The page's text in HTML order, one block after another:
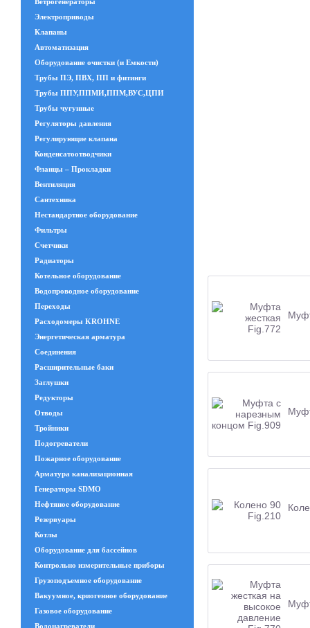
Электроприводы
Клапаны
Автоматизация
Оборудование очистки (и Емкости)
Трубы ПЭ, ПВХ, ПП и фитинги
Трубы ППУ,ППМИ,ППМ,ВУС,ЦПИ
Трубы чугунные
Регуляторы давления
Регулирующие клапана
Конденсатоотводчики
Фланцы – Прокладки
Вентиляция
Сантехника
Нестандартное оборудование
Фильтры
Счетчики
Радиаторы
Котельное оборудование
Водопроводное оборудование
Переходы
Расходомеры KROHNE
Энергетическая арматура
Соединения
Расширительные баки
Заглушки
Редукторы
Отводы
Тройники
Подогреватели
Пожарное оборудование
Арматура канализационная
Генераторы SDMO
Нефтяное оборудование
Резервуары
Котлы
Оборудование для бассейнов
Контрольно измерительные приборы
Грузоподъемное оборудование
Вакуумное, криогенное оборудование
Газовое оборудование
Водонагреватели